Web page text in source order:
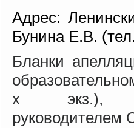
Адрес:
Бунина Е.В.
Бланки
х экз.),
руководителем